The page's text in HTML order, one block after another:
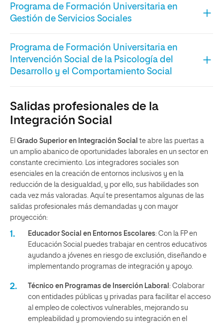
Programa de Formación Universitaria en
Gestión de Servicios Sociales
Aprenderás sobre la evolución de los servicios sociales, los
derechos de la ciudadanía y las perspectivas
epistemológicas sociales sobre la intervención
Programa de Formación Universitaria en
Intervención Social de la Psicología del
Desarrollo y el Comportamiento Social
ámbito de la intervención social, la realidad social del individuo,
y sus comportamientos grupales, entre otras.
Salidas profesionales de la
Integración Social
El Grado Superior en Integración Social te abre las puertas a
un amplio abanico de oportunidades laborales en un sector en
constante crecimiento. Los integradores sociales son
esenciales en la creación de entornos inclusivos y en la
reducción de la desigualdad, y por ello, sus habilidades son
cada vez más valoradas. Aquí te presentamos algunas de las
salidas profesionales más demandadas y con mayor
proyección:
Educador Social en Entornos Escolares: Con la FP en
Educación Social puedes trabajar en centros educativos
ayudando a jóvenes en riesgo de exclusión, diseñando e
implementando programas de integración y apoyo.
Técnico en Programas de Inserción Laboral : Colaborar
con entidades públicas y privadas para facilitar el acceso
al empleo de colectivos vulnerables, mejorando su
empleabilidad y promoviendo su integración en el